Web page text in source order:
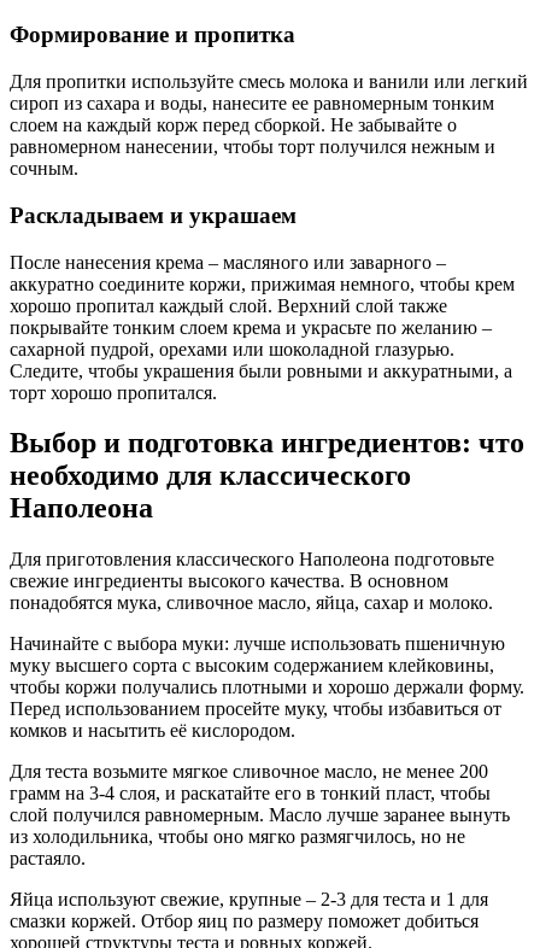
Формирование и пропитка
Для пропитки используйте смесь молока и ванили или легкий
сироп из сахара и воды, нанесите ее равномерным тонким
слоем на каждый корж перед сборкой. Не забывайте о
равномерном нанесении, чтобы торт получился нежным и
сочным.
Раскладываем и украшаем
После нанесения крема – масляного или заварного –
аккуратно соедините коржи, прижимая немного, чтобы крем
хорошо пропитал каждый слой. Верхний слой также
покрывайте тонким слоем крема и украсьте по желанию –
сахарной пудрой, орехами или шоколадной глазурью.
Следите, чтобы украшения были ровными и аккуратными, а
торт хорошо пропитался.
Выбор и подготовка ингредиентов: что
необходимо для классического
Наполеона
Для приготовления классического Наполеона подготовьте
свежие ингредиенты высокого качества. В основном
понадобятся мука, сливочное масло, яйца, сахар и молоко.
Начинайте с выбора муки: лучше использовать пшеничную
муку высшего сорта с высоким содержанием клейковины,
чтобы коржи получались плотными и хорошо держали форму.
Перед использованием просейте муку, чтобы избавиться от
комков и насытить её кислородом.
Для теста возьмите мягкое сливочное масло, не менее 200
грамм на 3-4 слоя, и раскатайте его в тонкий пласт, чтобы
слой получился равномерным. Масло лучше заранее вынуть
из холодильника, чтобы оно мягко размягчилось, но не
растаяло.
Яйца используют свежие, крупные – 2-3 для теста и 1 для
смазки коржей. Отбор яиц по размеру поможет добиться
хорошей структуры теста и ровных коржей.